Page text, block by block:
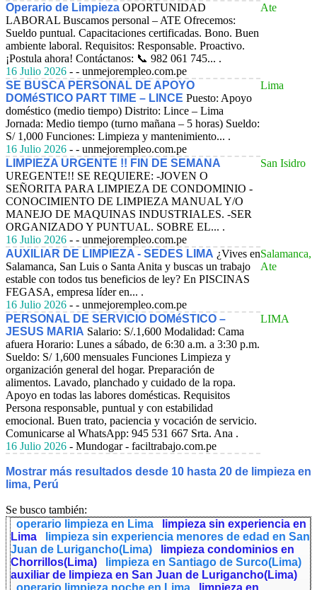
Operario de Limpieza OPORTUNIDAD
LABORAL Buscamos personal – ATE Ofrecemos:
Sueldo puntual. Capacitaciones certificadas. Bono. Buen
ambiente laboral. Requisitos: Responsable. Proactivo.
¡Postula ahora! Contáctanos: 📞 982 061 745... .
16 Julio 2026 - - unmejorempleo.com.pe
Ate
SE BUSCA PERSONAL DE APOYO
DOMéSTICO PART TIME – LINCE Puesto: Apoyo
doméstico (medio tiempo) Distrito: Lince – Lima
Jornada: Medio tiempo (turno mañana – 5 horas) Sueldo:
S/ 1,000 Funciones: Limpieza y mantenimiento... .
16 Julio 2026 - - unmejorempleo.com.pe
Lima
LIMPIEZA URGENTE !! FIN DE SEMANA
UREGENTE!! SE REQUIERE: -JOVEN O
SEÑORITA PARA LIMPIEZA DE CONDOMINIO -
CONOCIMIENTO DE LIMPIEZA MANUAL Y/O
MANEJO DE MAQUINAS INDUSTRIALES. -SER
ORGANIZADO Y PUNTUAL. SOBRE EL... .
16 Julio 2026 - - unmejorempleo.com.pe
San Isidro
AUXILIAR DE LIMPIEZA - SEDES LIMA ¿Vives en
Salamanca, San Luis o Santa Anita y buscas un trabajo
estable con todos tus beneficios de ley? En PISCINAS
FEGASA, empresa líder en... .
16 Julio 2026 - - unmejorempleo.com.pe
Salamanca,
Ate
PERSONAL DE SERVICIO DOMéSTICO –
JESUS MARIA Salario: S/.1,600 Modalidad: Cama
afuera Horario: Lunes a sábado, de 6:30 a.m. a 3:30 p.m.
Sueldo: S/ 1,600 mensuales Funciones Limpieza y
organización general del hogar. Preparación de
alimentos. Lavado, planchado y cuidado de la ropa.
Apoyo en todas las labores domésticas. Requisitos
Persona responsable, puntual y con estabilidad
emocional. Buen trato, paciencia y vocación de servicio.
Comunicarse al WhatsApp: 945 531 667 Srta. Ana .
16 Julio 2026 - Mundogar - faciltrabajo.com.pe
LIMA
Mostrar más resultados desde 10 hasta 20 de limpieza en
lima, Perú
Se busco también:
operario limpieza en Lima
limpieza sin experiencia en
Lima
limpieza sin experiencia menores de edad en San
Juan de Lurigancho(Lima)
limpieza condominios en
Chorrillos(Lima)
limpieza en Santiago de Surco(Lima)
auxiliar de limpieza en San Juan de Lurigancho(Lima)
operario limpieza noche en Lima
limpieza en